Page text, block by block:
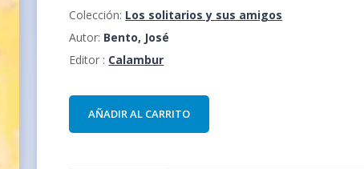
Colección: Los solitarios y sus amigos
Autor: Bento, José
Editor : Calambur
AÑADIR AL CARRITO